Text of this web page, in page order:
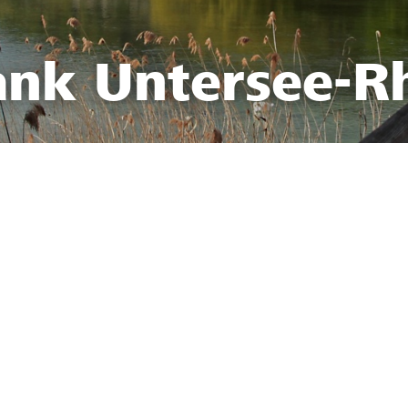
Untersee-